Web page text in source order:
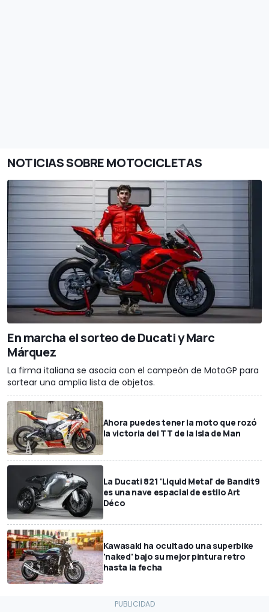
NOTICIAS SOBRE MOTOCICLETAS
En marcha el sorteo de Ducati y Marc
Márquez
La firma italiana se asocia con el campeón de MotoGP para
sortear una amplia lista de objetos.
Ahora puedes tener la moto que rozó
la victoria del TT de la Isla de Man
La Ducati 821 'Liquid Metal' de Bandit9
es una nave espacial de estilo Art
Déco
Kawasaki ha ocultado una superbike
'naked' bajo su mejor pintura retro
hasta la fecha